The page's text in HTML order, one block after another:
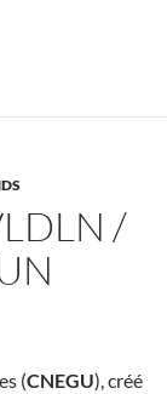
/
(CNEGU), créé